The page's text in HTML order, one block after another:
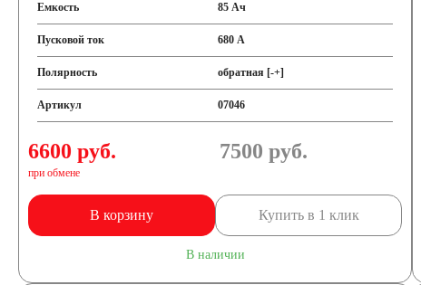
Емкость 85 Ач
Пусковой ток 680 А
Полярность обратная [-+]
Артикул 07046
6600 руб.
при обмене
7500 руб.
В корзину Купить в 1 клик
В наличии